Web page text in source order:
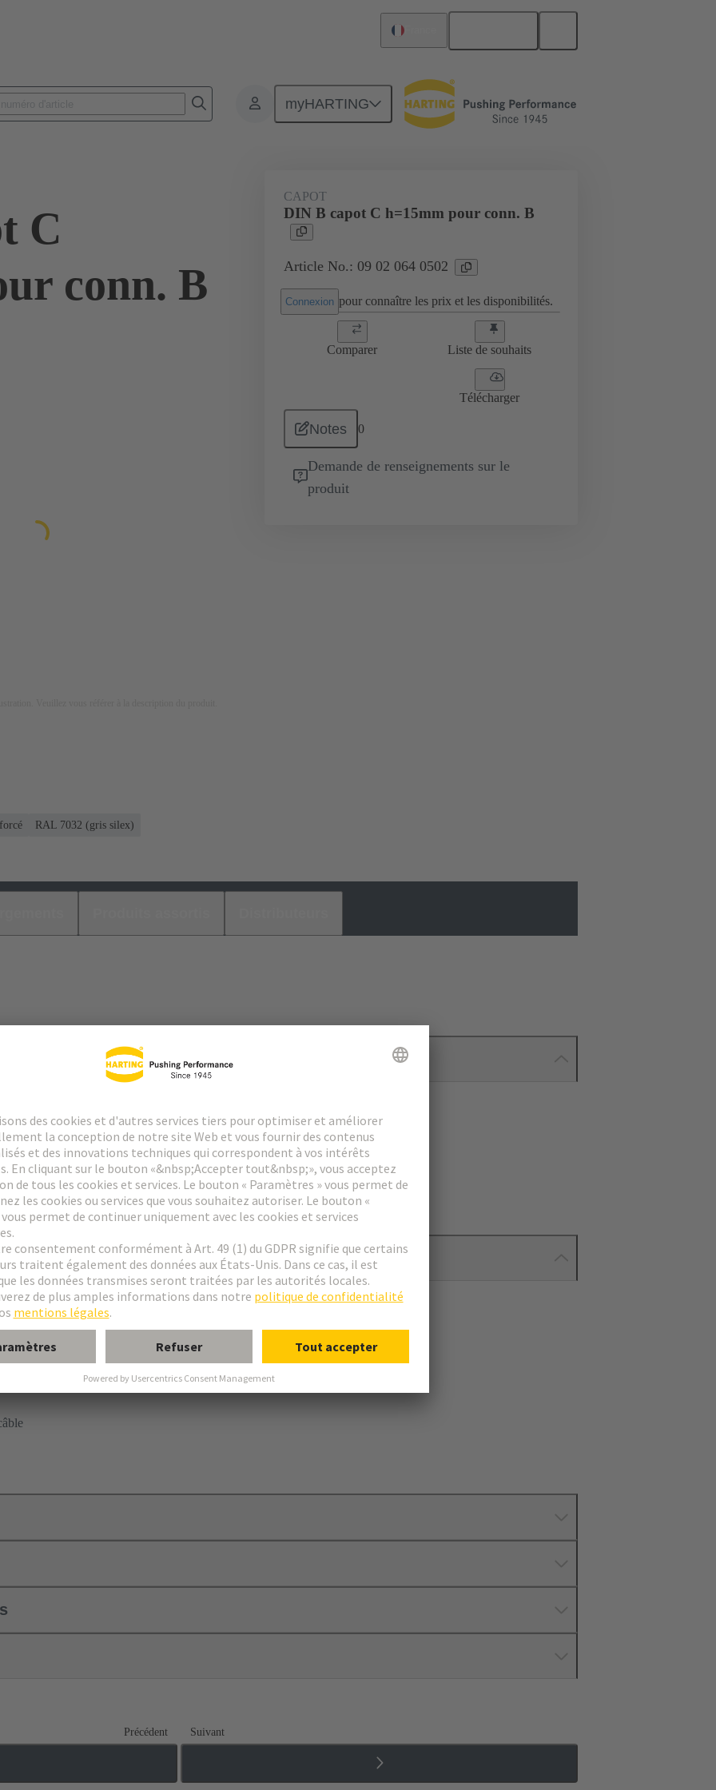
myHARTING
Connecteurs de puissance et signal Produits 09 02 064 0502
C
conn. B
CAPOT
DIN B capot C h=15mm pour conn. B
Article No.: 09 02 064 0502
Connexion pour connaître les prix et les disponibilités.
Comparer Liste de souhaits
Télécharger
Notes 0
Demande de renseignements sur le
produit
RAL 7032 (gris silex)
de verrouillage
latérale
Précédent Suivant